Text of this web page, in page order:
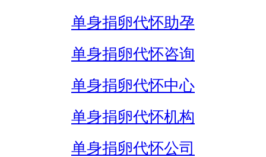
单身捐卵代怀助孕
单身捐卵代怀咨询
单身捐卵代怀中心
单身捐卵代怀机构
单身捐卵代怀公司